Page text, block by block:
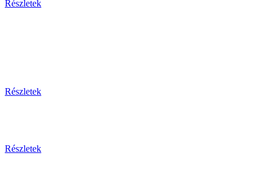
Részletek
Részletek
Részletek